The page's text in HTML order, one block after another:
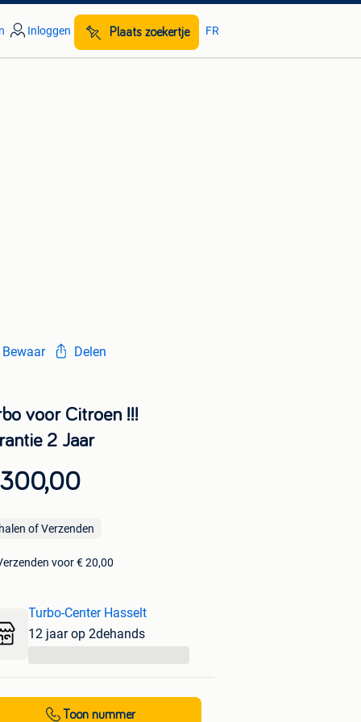
Inloggen Plaats zoekertje FR
Bewaar Delen
voor Citroen !!!
2 Jaar
of Verzenden
voor € 20,00
Turbo-Center Hasselt
12 jaar op 2dehands
Toon nummer